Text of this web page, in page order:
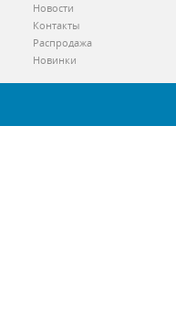
Новости
Контакты
Распродажа
Новинки